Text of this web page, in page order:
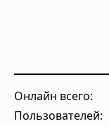
Онлайн всего:
Пользователей: